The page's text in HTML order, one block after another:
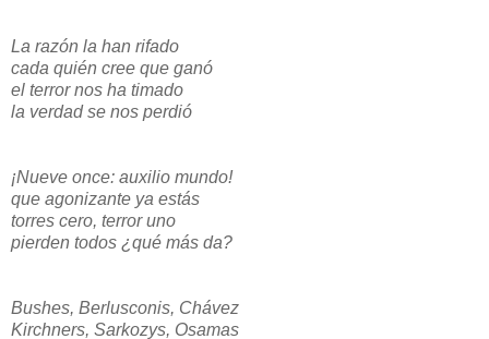
La razón la han rifado
cada quién cree que ganó
el terror nos ha timado
la verdad se nos perdió
¡Nueve once: auxilio mundo!
que agonizante ya estás
torres cero, terror uno
pierden todos ¿qué más da?
Bushes, Berlusconis, Chávez
Kirchners, Sarkozys, Osamas